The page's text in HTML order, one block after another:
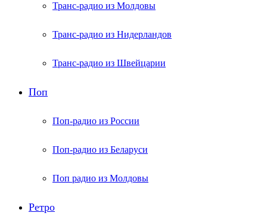
Транс-радио из Молдовы
Транс-радио из Нидерландов
Транс-радио из Швейцарии
Поп
Поп-радио из России
Поп-радио из Беларуси
Поп радио из Молдовы
Ретро